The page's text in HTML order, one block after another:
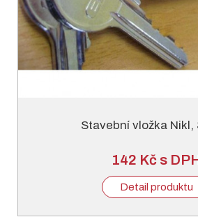
Stavební vložka Nikl,
142 Kč s
Detail produktu